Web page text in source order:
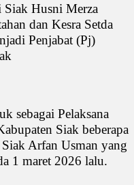
Husni Merza
dan Kesra Setda
Penjabat (Pj)
sebagai Pelaksana
Siak beberapa
Arfan Usman yang
1 maret 2026 lalu.